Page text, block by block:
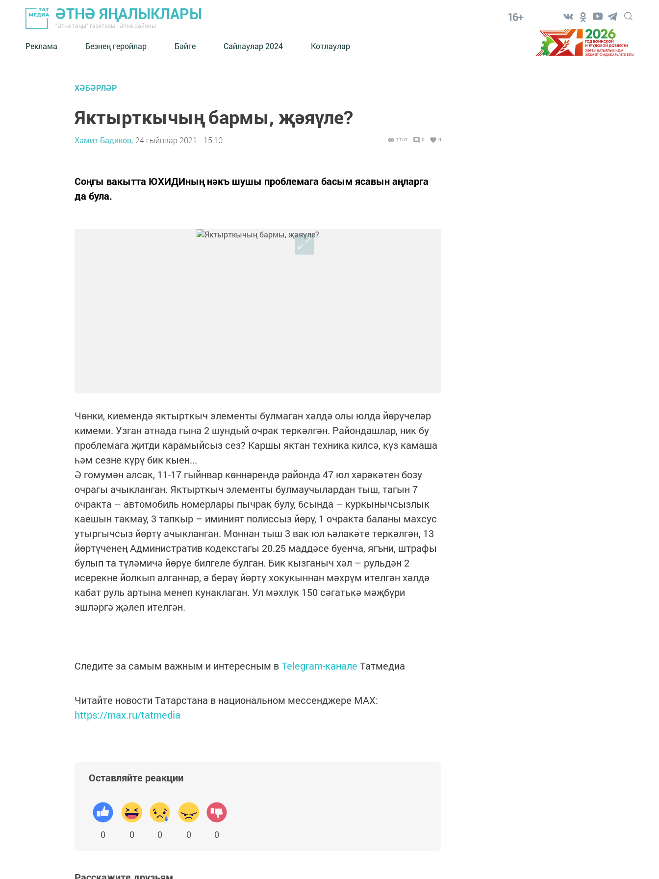
ӘТНӘ ЯҢАЛЫКЛАРЫ
"Әтнә таңы" газетасы - Әтнә районы
16+
Реклама Безнең геройлар Бәйге Сайлаулар 2024 Котлаулар
ХӘБӘРЛӘР
Яктырткычың бармы, җәяүле?
Хәмит Бадиков, 24 гыйнвар 2021 - 15:10 1151 0 0
Соңгы вакытта ЮХИДИның нәкъ шушы проблемага басым ясавын аңларга
да була.
Чөнки, киемендә яктырткыч элементы булмаган хәлдә олы юлда йөрүчеләр
кимеми. Узган атнада гына 2 шундый очрак теркәлгән. Райондашлар, ник бу
проблемага җитди карамыйсыз сез? Каршы яктан техника килсә, күз камаша
һәм сезне күрү бик кыен...
Ә гомумән алсак, 11-17 гыйнвар көннәрендә районда 47 юл хәрәкәтен бозу
очрагы ачыкланган. Яктырткыч элементы булмаучылардан тыш, тагын 7
очракта – автомобиль номерлары пычрак булу, 6сында – куркынычсызлык
каешын такмау, 3 тапкыр – иминият полиссыз йөрү, 1 очракта баланы махсус
утыргычсыз йөртү ачыкланган. Моннан тыш 3 вак юл һәлакәте теркәлгән, 13
йөртүченең Административ кодекстагы 20.25 маддәсе буенча, ягъни, штрафы
булып та түләмичә йөрүе билгеле булган. Бик кызганыч хәл – рульдән 2
исерекне йолкып алганнар, ә берәү йөртү хокукыннан мәхрүм ителгән хәлдә
кабат руль артына менеп кунаклаган. Ул мәхлук 150 сәгатькә мәҗбүри
эшләргә җәлеп ителгән.
Следите за самым важным и интересным вTelegram-канале Татмедиа
Читайте новости Татарстана в национальном мессенджере MАХ:
https://max.ru/tatmedia
Оставляйте реакции
0 0 0 0 0